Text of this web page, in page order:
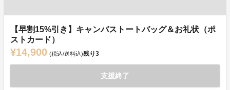
【早割15%引き】キャンバストートバッグ＆お礼状（ポ
ストカード）
¥14,900 (税込/送料込)残り3
支援終了